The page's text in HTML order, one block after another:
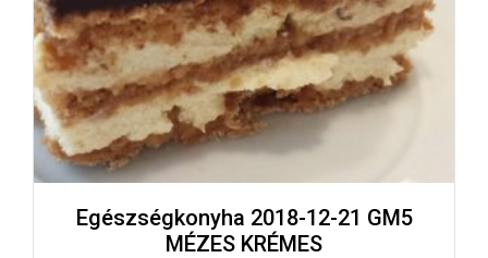
Egészségkonyha 2018-12-21 GM5
MÉZES KRÉMES